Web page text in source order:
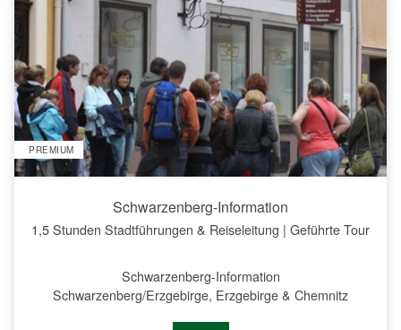
PREMIUM
Schwarzenberg-Information
1,5 Stunden Stadtführungen & Reiseleitung | Geführte Tour
Schwarzenberg-Information
Schwarzenberg/Erzgebirge, Erzgebirge & Chemnitz